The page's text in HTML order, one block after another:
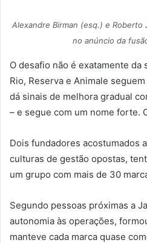
Alexandre Birman (esq.) e Roberto
no anúncio da
O desafio não é exatamente da
Rio, Reserva e Animale
dá sinais de melhora gradual
– e segue com um nome forte.
Dois fundadores acostumados
culturas de gestão opostas,
um grupo com mais de 30
Segundo pessoas próximas a
autonomia às operações,
manteve cada marca quase